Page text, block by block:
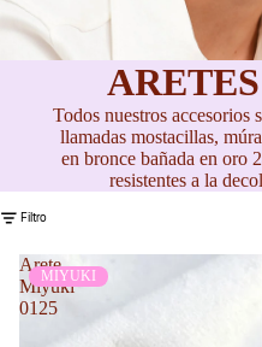
Todos nuestros accesorios
llamadas mostacillas,
en bronce bañada en oro
resistentes a la
Filtro
Arete
Miyuki
0125
MIYUKI